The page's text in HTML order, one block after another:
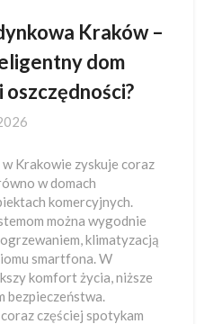
Kraków –
dom
oszczędności?
Krakowie zyskuje coraz
w domach
komercyjnych.
można wygodnie
klimatyzacją
smartfona. W
komfort życia, niższe
bezpieczeństwa.
częściej spotykam